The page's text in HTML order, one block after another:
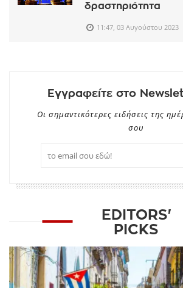
δραστηριότητα
11:47, 03 Αυγούστου 2023
Εγγραφείτε στο
Οι σημαντικότερες ειδήσεις της
σου
EDITORS'
PICKS